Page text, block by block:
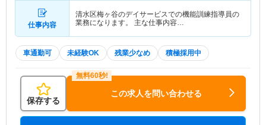
仕事内容
清水区梅ヶ谷のデイサービスでの機能訓練指導員の
業務になります。 主な仕事内容…
車通勤可 未経験OK 残業少なめ 積極採用中
保存する
この求人を問い合わせる